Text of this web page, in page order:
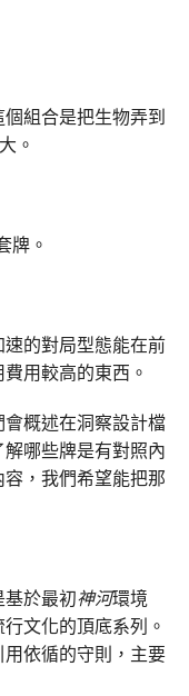
組合是把生物弄到
。
牌。
的對局型態能在前
用較高的東西。
概述在洞察設計檔
哪些牌是有對照內
，我們希望能把那
基於最初神河環境
文化的頂底系列。
依循的守則，主要